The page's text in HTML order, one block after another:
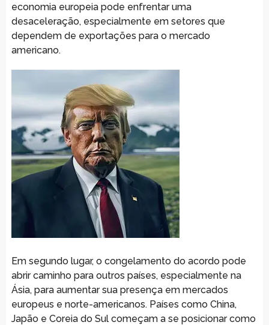
economia europeia pode enfrentar uma
desaceleração, especialmente em setores que
dependem de exportações para o mercado
americano.
Em segundo lugar, o congelamento do acordo pode
abrir caminho para outros países, especialmente na
Ásia, para aumentar sua presença em mercados
europeus e norte-americanos. Países como China,
Japão e Coreia do Sul começam a se posicionar como